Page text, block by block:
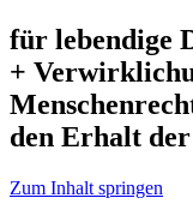
für lebendige
+
den Erhalt
Zum Inhalt springen